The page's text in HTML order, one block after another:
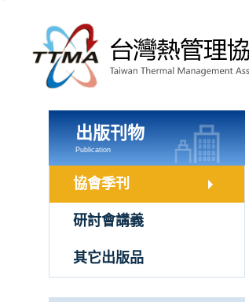
跳
出版刊物
Publication
協會季刊
研討會講義
其它出版品